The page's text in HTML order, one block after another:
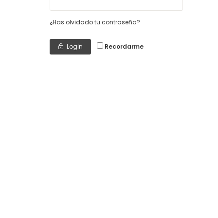
¿Has olvidado tu contraseña?
Login Recordarme